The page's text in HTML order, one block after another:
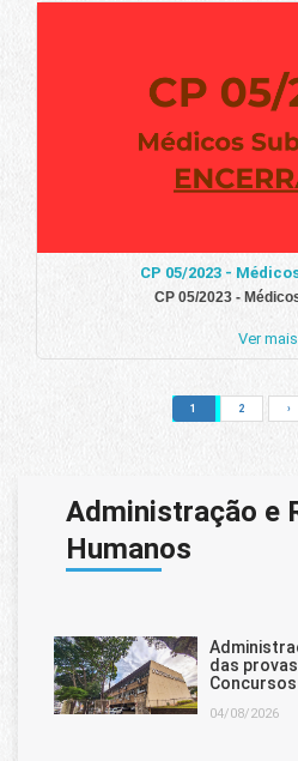
CP 05/2023 -
CP 05/2023 -
Ver mais
1 2 ›
Administração e
Humanos
das
04/08/2026